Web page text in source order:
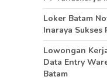
Loker Batam
Inaraya Sukses
Lowongan
Data Entry
Batam